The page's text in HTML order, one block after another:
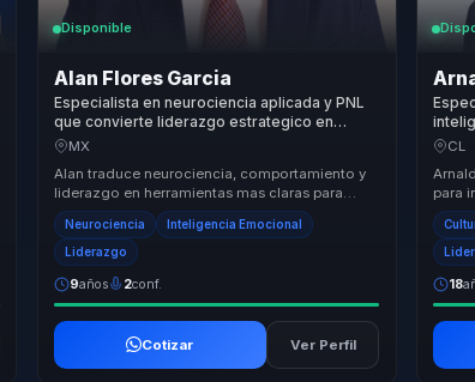
Disponible
Alan Flores Garcia
Especialista en neurociencia aplicada y PNL
que convierte liderazgo estrategico en
claridad y alineacion para equipos.
MX
Alan traduce neurociencia, comportamiento y
liderazgo en herramientas mas claras para
pensar mejor, comunicar con mas criterio y
tomar de...
Neurociencia Inteligencia Emocional
Liderazgo
9años 2conf.
Cotizar Ver Perfil
CL
para
18